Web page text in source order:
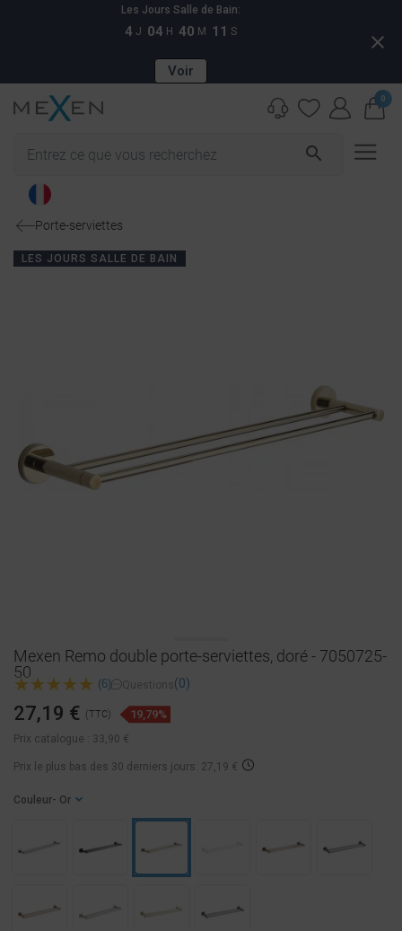
Les Jours Salle de Bain:
4 J 04 H 40 M 11 S
Voir
close
search
0
Porte-serviettes
LES JOURS SALLE DE BAIN
Mexen Remo double porte-serviettes, doré - 7050725-
50
(6) Questions (0)
Prix catalogue : 33,90 €
27,19 € (TTC) 19,79%
Prix ​​le plus bas des 30 derniers jours: 27,19 €
Couleur - Or